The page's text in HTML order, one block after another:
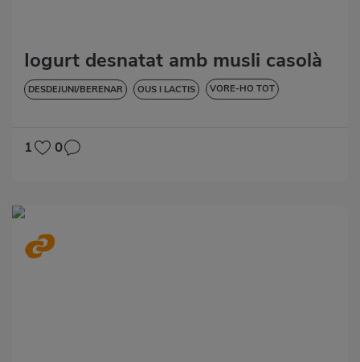
Iogurt desnatat amb musli casolà
DESDEJUNI/BERENAR OUS I LACTIS VORE-HO TOT
1 0